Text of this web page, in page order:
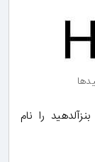
را نام